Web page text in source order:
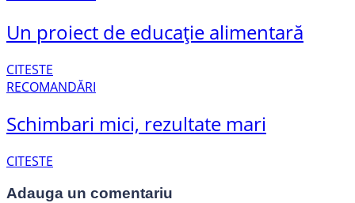
Un proiect de educație alimentară
CITESTE
RECOMANDĂRI
Schimbari mici, rezultate mari
CITESTE
Adauga un comentariu